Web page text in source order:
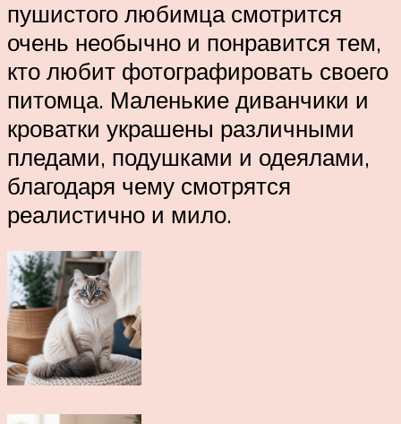
пушистого любимца смотрится
очень необычно и понравится тем,
кто любит фотографировать своего
питомца. Маленькие диванчики и
кроватки украшены различными
пледами, подушками и одеялами,
благодаря чему смотрятся
реалистично и мило.